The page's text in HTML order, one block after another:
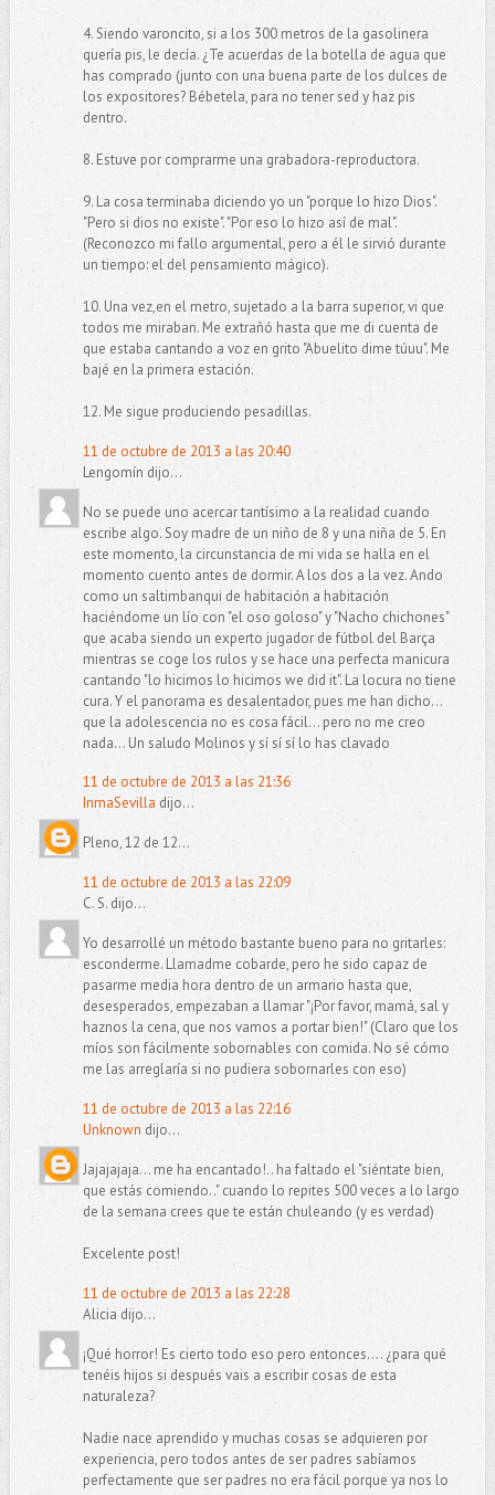
4. Siendo varoncito, si a los 300 metros de la gasolinera
quería pis, le decía. ¿Te acuerdas de la botella de agua que
has comprado (junto con una buena parte de los dulces de
los expositores? Bébetela, para no tener sed y haz pis
dentro.
8. Estuve por comprarme una grabadora-reproductora.
9. La cosa terminaba diciendo yo un "porque lo hizo Dios".
"Pero si dios no existe". "Por eso lo hizo así de mal".
(Reconozco mi fallo argumental, pero a él le sirvió durante
un tiempo: el del pensamiento mágico).
10. Una vez,en el metro, sujetado a la barra superior, vi que
todos me miraban. Me extrañó hasta que me di cuenta de
que estaba cantando a voz en grito "Abuelito dime túuu". Me
bajé en la primera estación.
12. Me sigue produciendo pesadillas.
11 de octubre de 2013 a las 20:40
Lengomín dijo...
No se puede uno acercar tantísimo a la realidad cuando
escribe algo. Soy madre de un niño de 8 y una niña de 5. En
este momento, la circunstancia de mi vida se halla en el
momento cuento antes de dormir. A los dos a la vez. Ando
como un saltimbanqui de habitación a habitación
haciéndome un lío con "el oso goloso" y "Nacho chichones"
que acaba siendo un experto jugador de fútbol del Barça
mientras se coge los rulos y se hace una perfecta manicura
cantando "lo hicimos lo hicimos we did it". La locura no tiene
cura. Y el panorama es desalentador, pues me han dicho...
que la adolescencia no es cosa fácil... pero no me creo
nada... Un saludo Molinos y sí sí sí lo has clavado
11 de octubre de 2013 a las 21:36
InmaSevilla dijo...
Pleno, 12 de 12...
11 de octubre de 2013 a las 22:09
C. S. dijo...
Yo desarrollé un método bastante bueno para no gritarles:
esconderme. Llamadme cobarde, pero he sido capaz de
pasarme media hora dentro de un armario hasta que,
desesperados, empezaban a llamar "¡Por favor, mamá, sal y
haznos la cena, que nos vamos a portar bien!" (Claro que los
míos son fácilmente sobornables con comida. No sé cómo
me las arreglaría si no pudiera sobornarles con eso)
11 de octubre de 2013 a las 22:16
Unknown dijo...
Jajajajaja... me ha encantado!.. ha faltado el "siéntate bien,
que estás comiendo.." cuando lo repites 500 veces a lo largo
de la semana crees que te están chuleando (y es verdad)
Excelente post!
11 de octubre de 2013 a las 22:28
Alicia dijo...
¡Qué horror! Es cierto todo eso pero entonces.... ¿para qué
tenéis hijos si después vais a escribir cosas de esta
naturaleza?
Nadie nace aprendido y muchas cosas se adquieren por
experiencia, pero todos antes de ser padres sabíamos
perfectamente que ser padres no era fácil porque ya nos lo